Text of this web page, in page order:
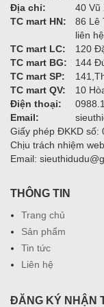
Địa chỉ:
40 Vũ
TC mart HN:
86 Lê
liên
TC mart LC:
120
TC mart BG:
144
TC mart SP:
TC mart QV:
10
Điện thoại:
Email:
Giấy phép ĐKKD số:
Chịu trách nhiệm
Email:
THÔNG TIN
Trang chủ
Sản phẩm
Tin tức
Liên hệ
ĐĂNG KÝ NHẬN